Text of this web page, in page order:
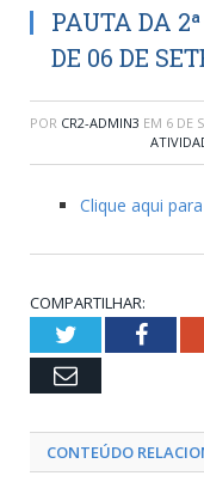
PAUTA DA
DE 06 DE
POR CR2-ADMIN3 EM 6 DE
Clique aqui
COMPARTILHAR:
Twitter
Email
CONTEÚDO